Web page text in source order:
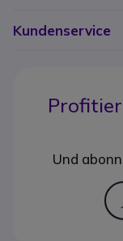
Kundenservice
Und